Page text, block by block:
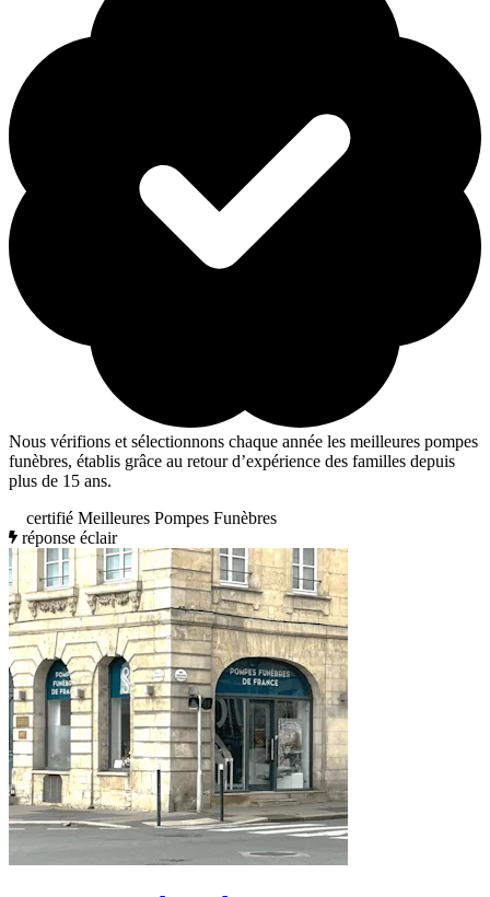
Nous vérifions et sélectionnons chaque année les meilleures pompes
funèbres, établis grâce au retour d’expérience des familles depuis
plus de 15 ans.
certifié Meilleures Pompes Funèbres
réponse éclair